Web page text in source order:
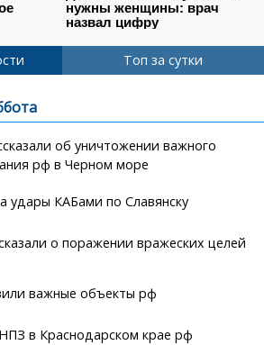
Топ за сутки
об уничтожении важного
рф в Черном море
удары КАБами по Славянску
о поражении вражеских целей
важные объекты рф
в Краснодарском крае рф